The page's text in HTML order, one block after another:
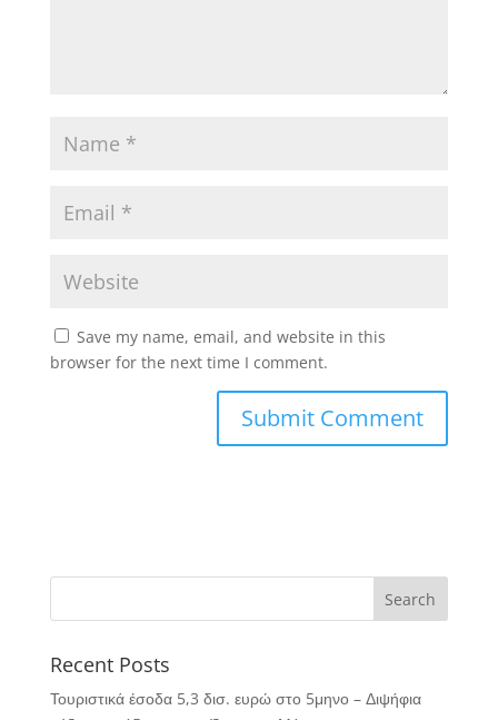
Save my name, email, and website in this
browser for the next time I comment.
Recent Posts
Τουριστικά έσοδα 5,3 δισ. ευρώ στο 5μηνο – Διψήφια